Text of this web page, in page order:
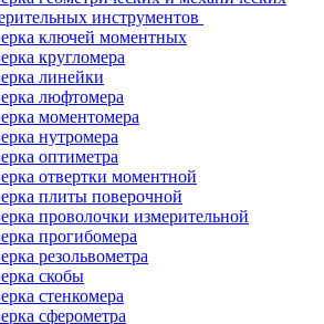
инструментов
ключей моментных
кругломера
линейки
люфтомера
моментомера
нутромера
оптиметра
отвертки моментной
плиты поверочной
проволочки измерительной
прогибомера
резольвометра
скобы
стенкомера
сферометра